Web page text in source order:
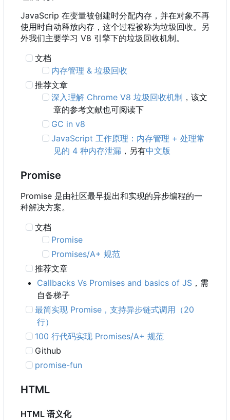
JavaScrip 在变量被创建时分配内存，并在对象不再
使用时自动释放内存，这个过程被称为垃圾回收。另
外我们主要学习 V8 引擎下的垃圾回收机制。
文档
内存管理 & 垃圾回收
推荐文章
深入理解 Chrome V8 垃圾回收机制 ，该文
章的参考文献也可阅读下
GC in v8
JavaScript 工作原理：内存管理 + 处理常
见的 4 种内存泄漏 ，另有中文版
Promise
Promise 是由社区最早提出和实现的异步编程的一
种解决方案。
文档
Promise
Promises/A+ 规范
推荐文章
Callbacks Vs Promises and basics of JS ，需
自备梯子
最简实现 Promise ，支持异步链式调用 （20
行）
100 行代码实现 Promises/A+ 规范
Github
promise-fun
HTML
HTML 语义化